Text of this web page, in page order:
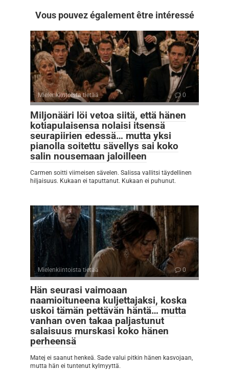
Vous pouvez également être intéressé
Mielenkiintoista tietää 0
Miljonääri löi vetoa siitä, että hänen
kotiapulaisensa nolaisi itsensä
seurapiirien edessä… mutta yksi
pianolla soitettu sävellys sai koko
salin nousemaan jaloilleen
Carmen soitti viimeisen sävelen. Salissa vallitsi täydellinen
hiljaisuus. Kukaan ei taputtanut. Kukaan ei puhunut.
Mielenkiintoista tietää 0
Hän seurasi vaimoaan
naamioituneena kuljettajaksi, koska
uskoi tämän pettävän häntä… mutta
vanhan oven takaa paljastunut
salaisuus murskasi koko hänen
perheensä
Matej ei saanut henkeä. Sade valui pitkin hänen kasvojaan,
mutta hän ei tuntenut kylmyyttä.